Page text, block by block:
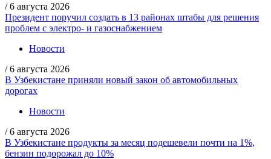
/ 6 августа 2026
Президент поручил создать в 13 районах штабы для решения
проблем с электро- и газоснабжением
Новости
/ 6 августа 2026
В Узбекистане приняли новый закон об автомобильных
дорогах
Новости
/ 6 августа 2026
В Узбекистане продукты за месяц подешевели почти на 1%,
бензин подорожал до 10%